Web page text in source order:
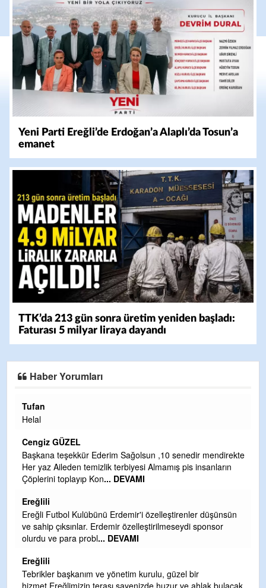
Yeni Parti Ereğli’de Erdoğan’a Alaplı’da Tosun’a
emanet
TTK’da 213 gün sonra üretim yeniden başladı:
Faturası 5 milyar liraya dayandı
Haber Yorumları
Halil Aydın
Çırak ustasından öğrenir kısmet bağlamayı... Ben İbrahim
CEVDET YILMAZ
GULDERE DERE ÇALIŞMALARI, SEKIZ YIL ÖNCE ALKAYA
TARAFINDAN BAŞLATILDI, ETRASFINDA YERLEŞİM YERI
DEVAMI
Şaban yavuz
Mekanı cennet olsun kederli ailesine Rabbim Sabri Celil
Sebahattin özarslan
Günaydın hayırlı sabahlar dilerim